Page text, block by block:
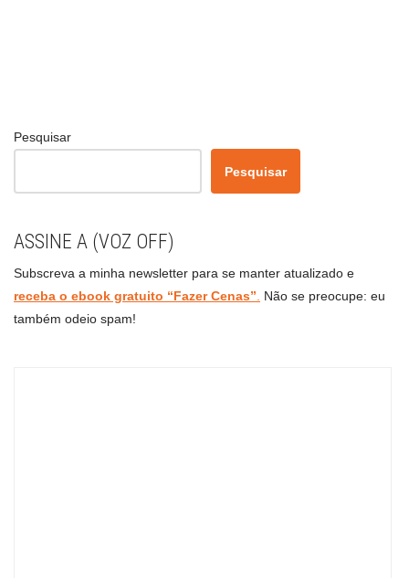
Pesquisar
Pesquisar
ASSINE A (VOZ OFF)
Subscreva a minha newsletter para se manter atualizado e
receba o ebook gratuito “Fazer Cenas”
Não se preocupe: eu
também odeio spam!